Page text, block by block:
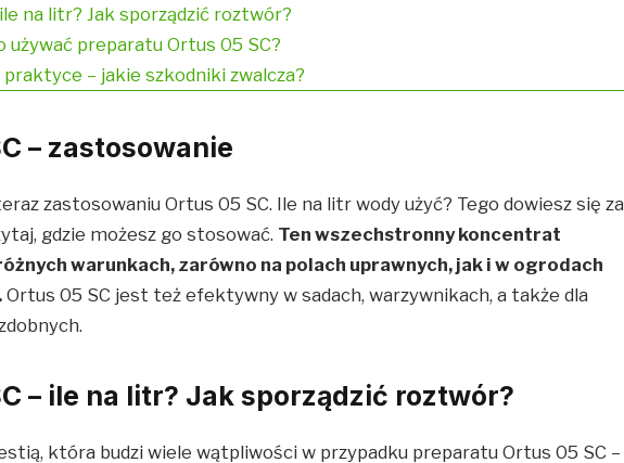
na litr? Jak sporządzić roztwór?
używać preparatu Ortus 05 SC?
– jakie szkodniki zwalcza?
– zastosowanie
zastosowaniu Ortus 05 SC. Ile na litr wody użyć? Tego dowiesz się za
gdzie możesz go stosować. Ten wszechstronny koncentrat
warunkach, zarówno na polach uprawnych, jak i w ogrodach
Ortus 05 SC jest też efektywny w sadach, warzywnikach, a także dla
– ile na litr? Jak sporządzić roztwór?
która budzi wiele wątpliwości w przypadku preparatu Ortus 05 SC –